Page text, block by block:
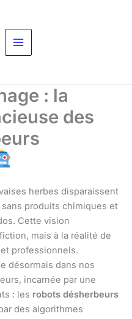
: la
des
herbes disparaissent
produits chimiques et
Cette vision
mais à la réalité de
professionnels.
désormais dans nos
incarnée par une
: les robots désherbeurs
des algorithmes